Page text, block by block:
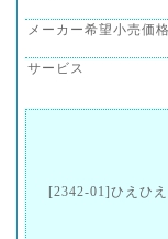
メーカー希望小売価格
サービス
[2342-01]ひえひ